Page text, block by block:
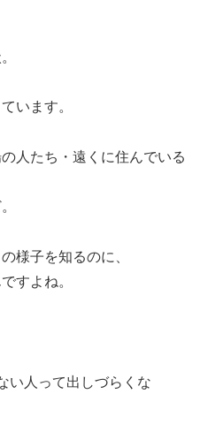
います。
人たち・遠くに住んでいる
様子を知るのに、
すよね。
い人って出しづらくな